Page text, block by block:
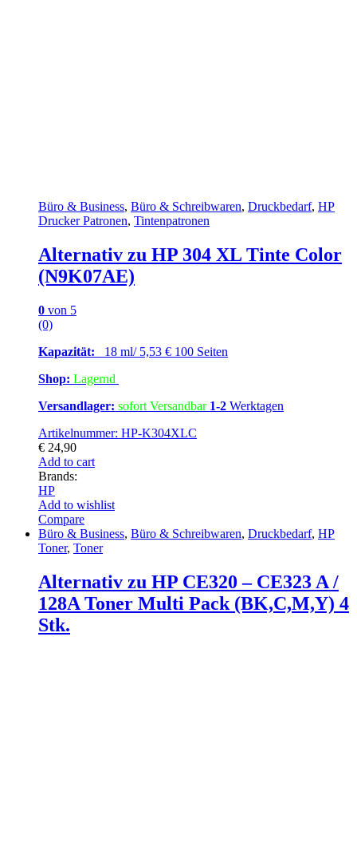
Büro & Business, Büro & Schreibwaren, Druckbedarf, HP
Drucker Patronen, Tintenpatronen
Alternativ zu HP 304 XL Tinte Color
(N9K07AE)
0 von 5
(0)
Kapazität: 18 ml/ 5,53 € 100 Seiten
Shop: Lagernd
Versandlager: sofort Versandbar 1-2 Werktagen
Artikelnummer: HP-K304XLC
€ 24,90
Add to cart
Brands:
HP
Add to wishlist
Compare
Büro & Business, Büro & Schreibwaren, Druckbedarf, HP
Toner, Toner
Alternativ zu HP CE320 – CE323 A /
128A Toner Multi Pack (BK,C,M,Y) 4
Stk.